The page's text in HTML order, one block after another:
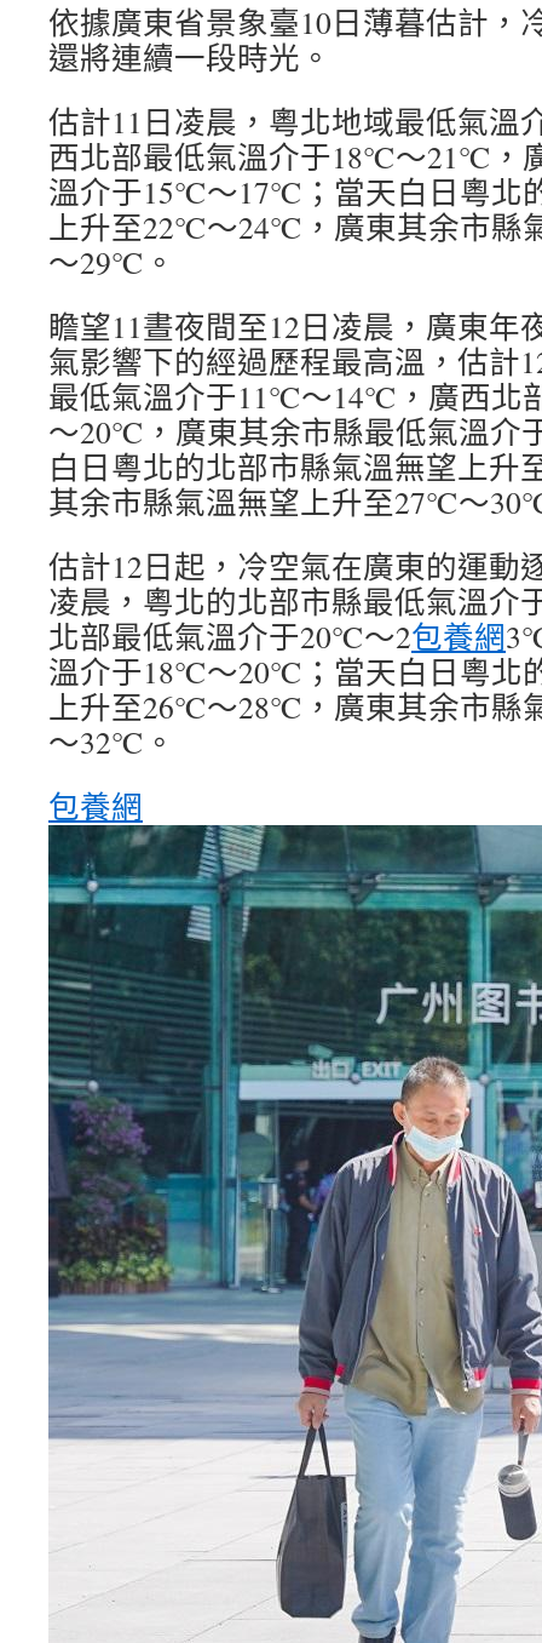
依據廣東省景象臺10日薄暮估計，
還將連續一段時光。
估計11日凌晨，粵北地域最低氣
西北部最低氣溫介于18℃～21℃，
溫介于15℃～17℃；當天白日粵北
上升至22℃～24℃，廣東其余市縣
～29℃。
瞻望11晝夜間至12日凌晨，廣東年
氣影響下的經過歷程最高溫，估計
最低氣溫介于11℃～14℃，廣西北
～20℃，廣東其余市縣最低氣溫
白日粵北的北部市縣氣溫無望上
其余市縣氣溫無望上升至27℃～
估計12日起，冷空氣在廣東的運動
凌晨，粵北的北部市縣最低氣溫
北部最低氣溫介于20℃～2包養網
溫介于18℃～20℃；當天白日粵北
上升至26℃～28℃，廣東其余市縣
～32℃。
包養網